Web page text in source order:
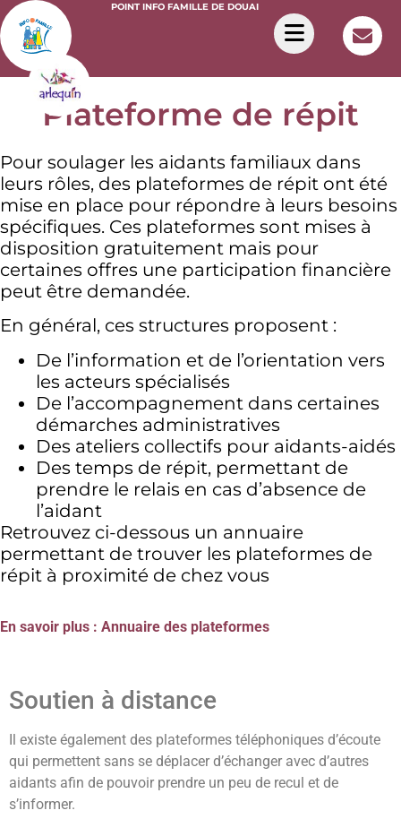
POINT INFO FAMILLE DE DOUAI
Plateforme de répit
Pour soulager les aidants familiaux dans
leurs rôles, des plateformes de répit ont été
mise en place pour répondre à leurs besoins
spécifiques. Ces plateformes sont mises à
disposition gratuitement mais pour
certaines offres une participation financière
peut être demandée.
En général, ces structures proposent :
De l’information et de l’orientation vers
les acteurs spécialisés
De l’accompagnement dans certaines
démarches administratives
Des ateliers collectifs pour aidants-aidés
Des temps de répit, permettant de
prendre le relais en cas d’absence de
l’aidant
Retrouvez ci-dessous un annuaire
permettant de trouver les plateformes de
répit à proximité de chez vous
En savoir plus : Annuaire des plateformes
Soutien à distance
Il existe également des plateformes téléphoniques d’écoute
qui permettent sans se déplacer d’échanger avec d’autres
aidants afin de pouvoir prendre un peu de recul et de
s’informer.